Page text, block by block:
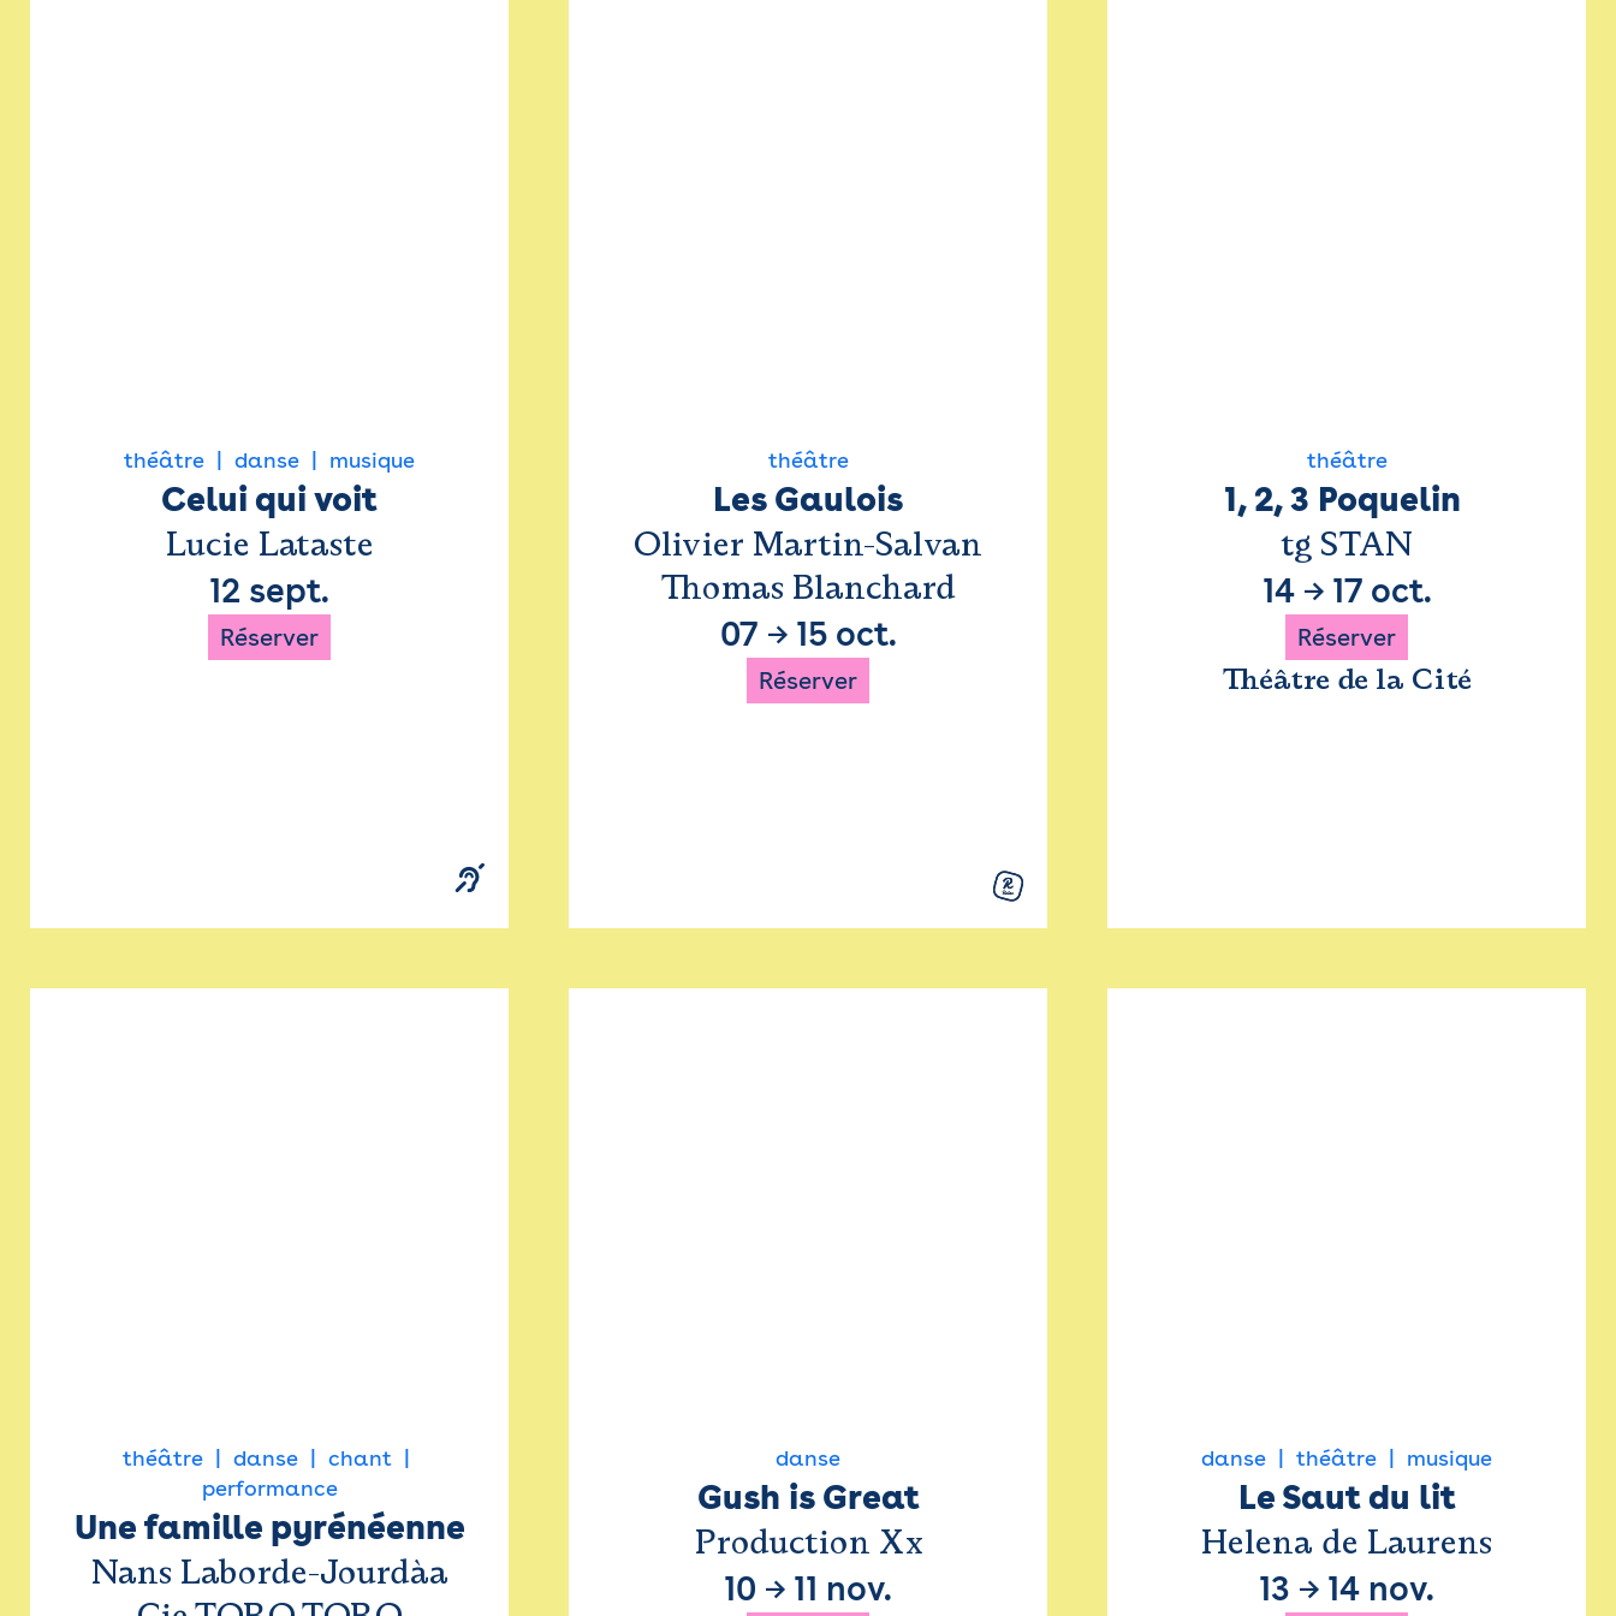
théâtre danse musique
Celui qui voit
Lucie Lataste
12 sept.
Réserver
théâtre
Les Gaulois
Olivier Martin-Salvan
Thomas Blanchard
07 → 15 oct.
Réserver
théâtre
1, 2, 3 Poquelin
tg STAN
14→ 17 oct.
Réserver
Théâtre de la Cité
théâtre danse
chant
performance
Une famille pyrénéenne
Nans Laborde-Jourdàa
danse
Gush is Great
Production Xx
10 → 11 nov.
danse théâtre musique
Le Saut du lit
Helena de Laurens
13 → 14 nov.